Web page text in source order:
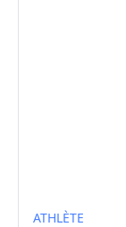
ATHLÈTE